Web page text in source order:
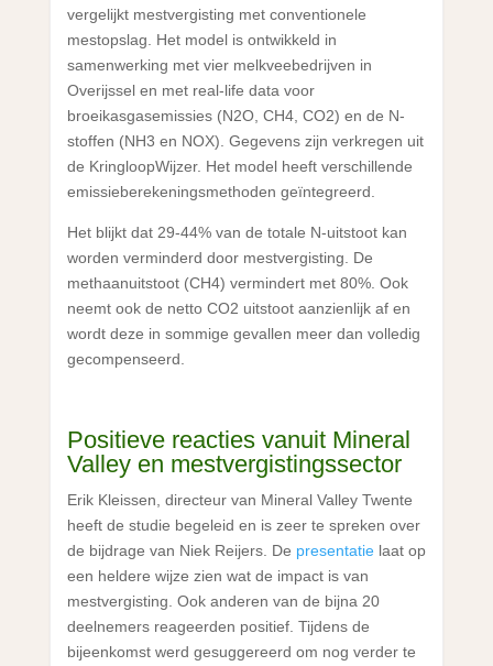
vergelijkt mestvergisting met conventionele
mestopslag. Het model is ontwikkeld in
samenwerking met vier melkveebedrijven in
Overijssel en met real-life data voor
broeikasgasemissies (N2O, CH4, CO2) en de N-
stoffen (NH3 en NOX). Gegevens zijn verkregen uit
de KringloopWijzer. Het model heeft verschillende
emissieberekeningsmethoden geïntegreerd.
Het blijkt dat 29-44% van de totale N-uitstoot kan
worden verminderd door mestvergisting. De
methaanuitstoot (CH4) vermindert met 80%. Ook
neemt ook de netto CO2 uitstoot aanzienlijk af en
wordt deze in sommige gevallen meer dan volledig
gecompenseerd.
Positieve reacties vanuit Mineral
Valley en mestvergistingssector
Erik Kleissen, directeur van Mineral Valley Twente
heeft de studie begeleid en is zeer te spreken over
de bijdrage van Niek Reijers. De presentatielaat op
een heldere wijze zien wat de impact is van
mestvergisting. Ook anderen van de bijna 20
deelnemers reageerden positief. Tijdens de
bijeenkomst werd gesuggereerd om nog verder te